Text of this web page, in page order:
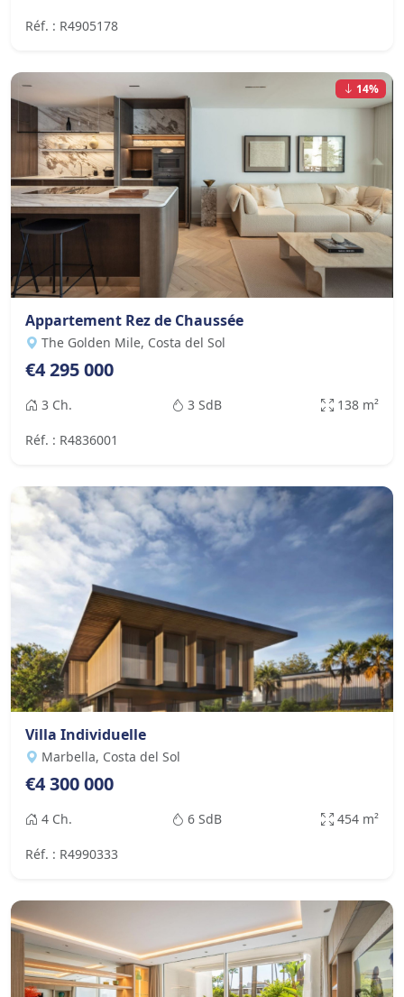
Réf. : R4905178
14%
Appartement Rez de Chaussée
The Golden Mile, Costa del Sol
€4 295 000
3 Ch. 3 SdB 138 m²
Réf. : R4836001
Villa Individuelle
Marbella, Costa del Sol
€4 300 000
4 Ch. 6 SdB 454 m²
Réf. : R4990333